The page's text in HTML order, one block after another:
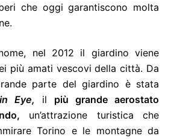
che oggi garantiscono molta
nel 2012 il giardino viene
più amati vescovi della città. Da
parte del giardino è stata
Eye, il più grande aerostato
un’attrazione turistica che
Torino e le montagne da